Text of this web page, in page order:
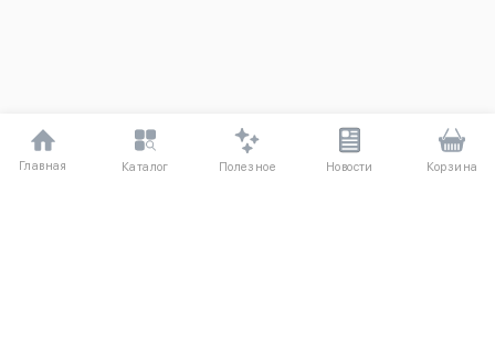
Главная Каталог Полезное Новости Корзина